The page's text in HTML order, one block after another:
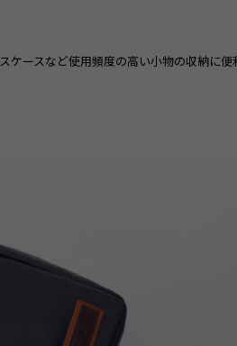
ケースなど使用頻度の高い小物の収納に便